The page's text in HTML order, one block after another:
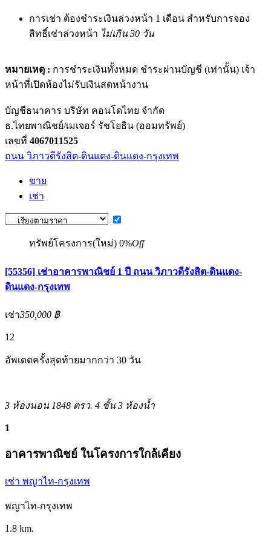
การเช่า ต้องชำระเงินล่วงหน้า 1 เดือน สำหรับการจอง
สิทธิ์เช่าล่วงหน้า ไม่เกิน 30 วัน
หมายเหตุ : การชำระเงินทั้งหมด ชำระผ่านบัญชี (เท่านั้น) เจ้า
หน้าที่เปิดห้องไม่รับเงินสดหน้างาน
บัญชีธนาคาร บริษัท คอนโดไทย จำกัด
ธ.ไทยพาณิชย์/เมเจอร์ รัชโยธิน (ออมทรัพย์)
เลขที่ 4067011525
ถนน วิภาวดีรังสิต-ดินแดง-ดินแดง-กรุงเทพ
ขาย
เช่า
ทรัพย์โครงการ(ใหม่) 0%Off
[55356] เช่าอาคารพาณิชย์ 1 ปี ถนน วิภาวดีรังสิต-ดินแดง-
ดินแดง-กรุงเทพ
เช่า350,000 ฿
12
อัพเดตครั้งสุดท้ายมากกว่า 30 วัน
3 ห้องนอน 1848 ตรว. 4 ชั้น 3 ห้องน้ำ
1
อาคารพาณิชย์ ในโครงการใกล้เคียง
เช่า พญาไท-กรุงเทพ
พญาไท-กรุงเทพ
1.8 km.